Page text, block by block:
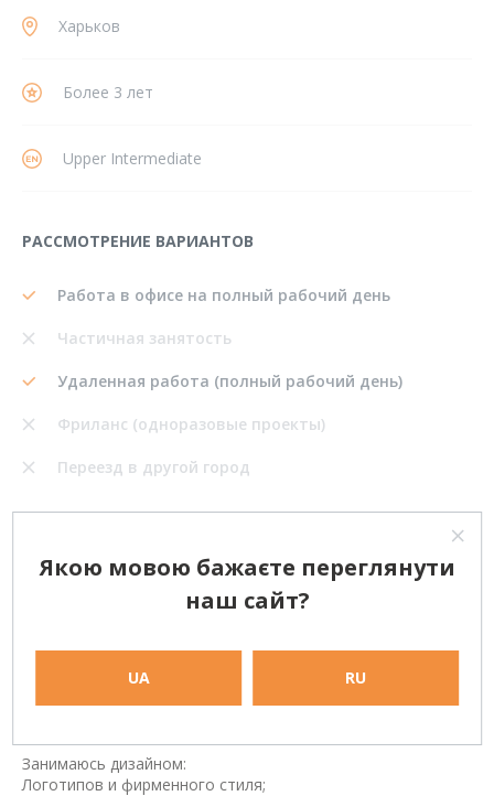
Харьков
Более 3 лет
Upper Intermediate
РАССМОТРЕНИЕ ВАРИАНТОВ
Работа в офисе на полный рабочий день
Частичная занятость
Удаленная работа (полный рабочий день)
Фриланс (одноразовые проекты)
Переезд в другой город
Графический/ Web дизайнер
Занимаюсь дизайном:
Логотипов и фирменного стиля;
Якою мовою бажаєте переглянути
наш сайт?
UA RU